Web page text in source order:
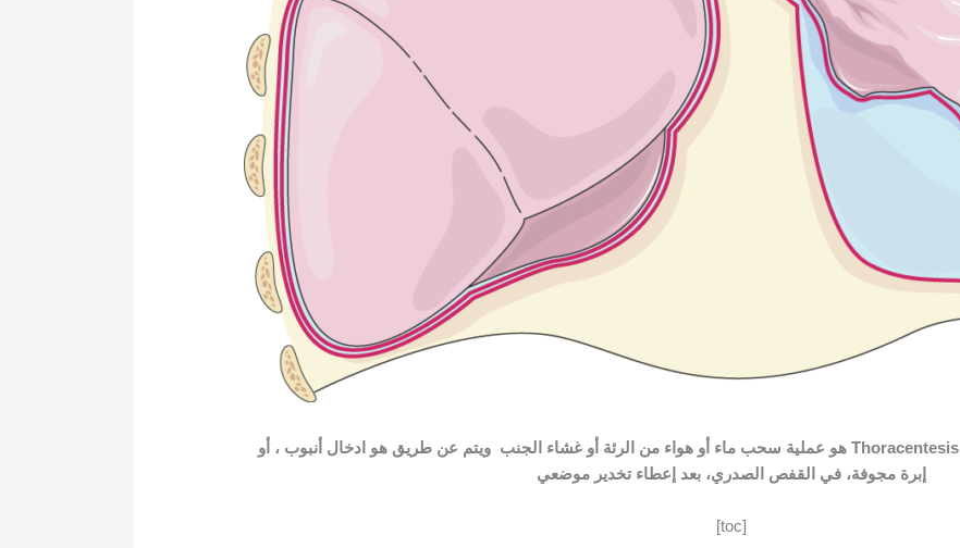
Thoracentesis هو عملية سحب ماء أو هواء من الرئة أو غشاء الجنب ويتم عن طريق هو ادخال أنبوب ، أو
إبرة مجوفة، في القفص الصدري، بعد إعطاء تخدير موضعي
[toc]